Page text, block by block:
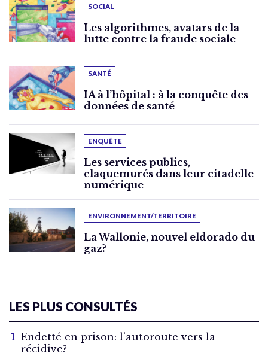
SOCIAL
Les algorithmes, avatars de la
lutte contre la fraude sociale
SANTÉ
IA à l’hôpital : à la conquête des
données de santé
ENQUÊTE
Les services publics,
claquemurés dans leur citadelle
numérique
ENVIRONNEMENT/TERRITOIRE
La Wallonie, nouvel eldorado du
gaz?
LES PLUS CONSULTÉS
Endetté en prison: l’autoroute vers la
récidive?